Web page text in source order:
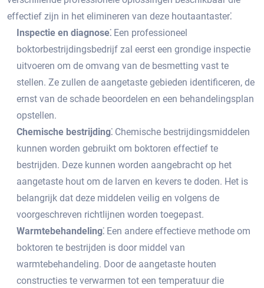
effectief zijn in het elimineren van deze houtaantaster⁚
Inspectie en diagnose⁚ Een professioneel
boktorbestrijdingsbedrijf zal eerst een grondige inspectie
uitvoeren om de omvang van de besmetting vast te
stellen.​ Ze zullen de aangetaste gebieden identificeren, de
ernst van de schade beoordelen en een behandelingsplan
opstellen.
Chemische bestrijding⁚ Chemische bestrijdingsmiddelen
kunnen worden gebruikt om boktoren effectief te
bestrijden.​ Deze kunnen worden aangebracht op het
aangetaste hout om de larven en kevers te doden.​ Het is
belangrijk dat deze middelen veilig en volgens de
voorgeschreven richtlijnen worden toegepast.​
Warmtebehandeling⁚ Een andere effectieve methode om
boktoren te bestrijden is door middel van
warmtebehandeling.​ Door de aangetaste houten
constructies te verwarmen tot een temperatuur die